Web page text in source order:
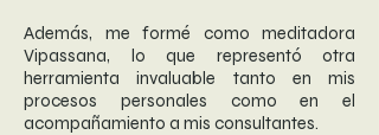
Además, me formé como meditadora
Vipassana, lo que representó otra
herramienta invaluable tanto en mis
procesos personales como en el
acompañamiento a mis consultantes.